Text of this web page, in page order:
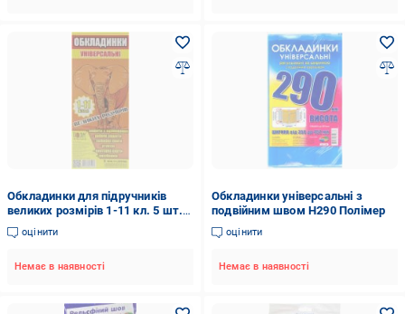
Обкладинки для підручників
великих розмірів 1-11 кл. 5 шт.
Tascom
оцінити
Немає в наявності
Обкладинки універсальні з
подвійним швом H290 Полімер
оцінити
Немає в наявності